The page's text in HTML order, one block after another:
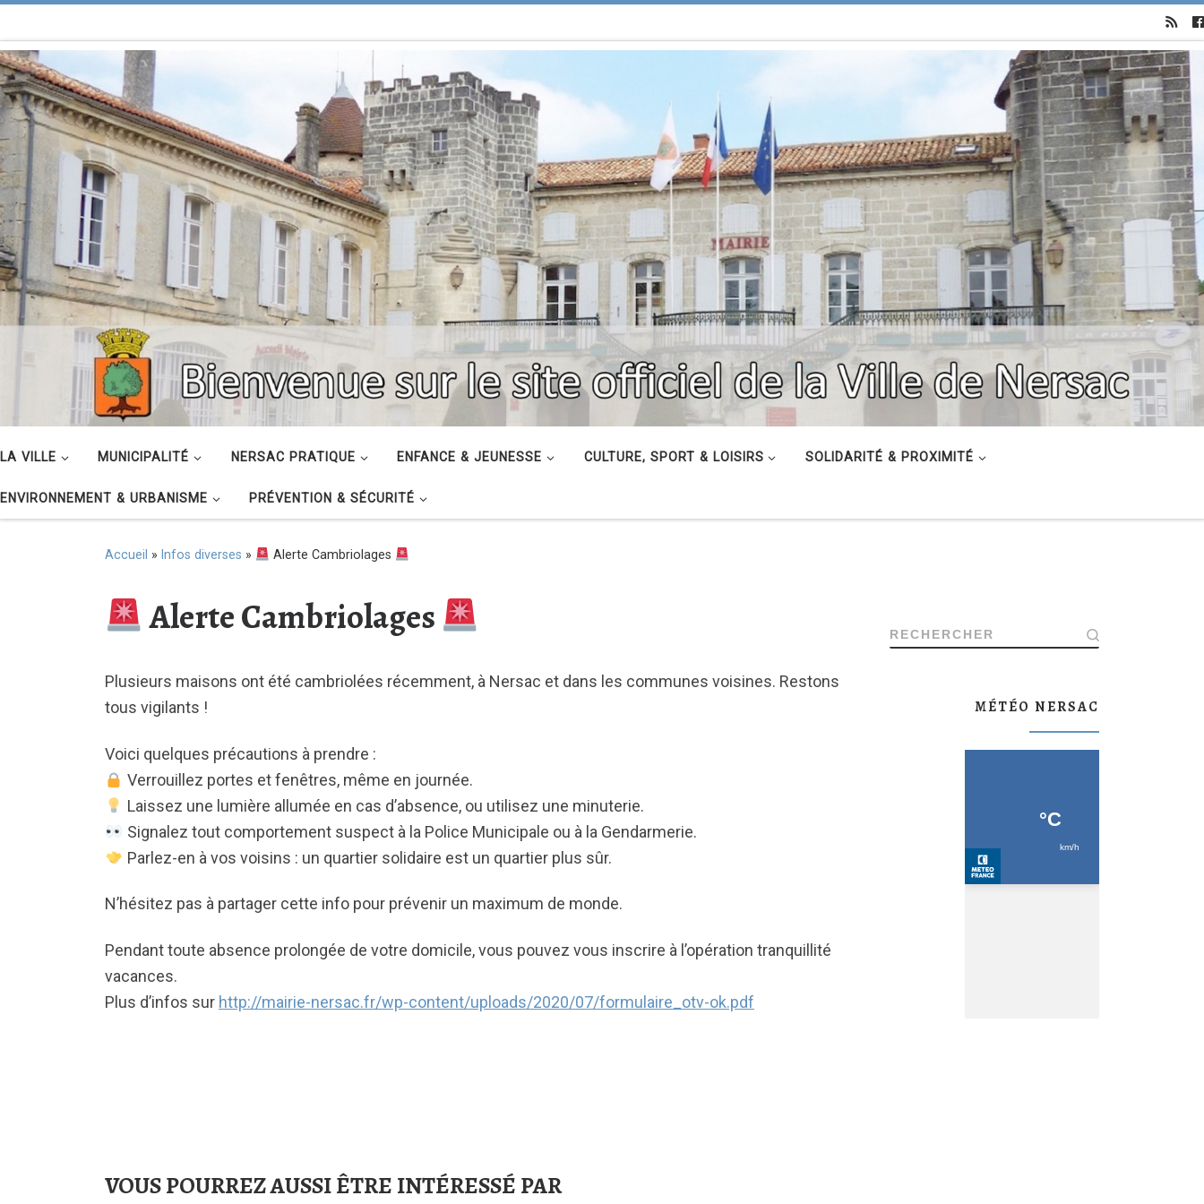
LA VILLE MUNICIPALITÉ NERSAC PRATIQUE ENFANCE & JEUNESSE CULTURE, SPORT & LOISIRS SOLIDARITÉ & PROXIMITÉ
ENVIRONNEMENT & URBANISME PRÉVENTION & SÉCURITÉ
Accueil » Infos diverses » Alerte Cambriolages
Alerte Cambriolages
Plusieurs maisons ont été cambriolées récemment, à Nersac et dans les communes voisines. Restons
tous vigilants !
Voici quelques précautions à prendre :
Verrouillez portes et fenêtres, même en journée.
Laissez une lumière allumée en cas d’absence, ou utilisez une minuterie.
Signalez tout comportement suspect à la Police Municipale ou à la Gendarmerie.
Parlez-en à vos voisins : un quartier solidaire est un quartier plus sûr.
N’hésitez pas à partager cette info pour prévenir un maximum de monde.
Pendant toute absence prolongée de votre domicile, vous pouvez vous inscrire à l’opération tranquillité
vacances.
Plus d’infos sur http://mairie-nersac.fr/wp-content/uploads/2020/07/formulaire_otv-ok.pdf
VOUS POURREZ AUSSI ÊTRE INTÉRESSÉ PAR
RECHERCHER
MÉTÉO NERSAC